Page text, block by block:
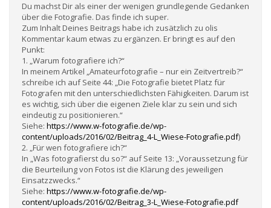
Du machst Dir als einer der wenigen grundlegende Gedanken
über die Fotografie. Das finde ich super.
Zum Inhalt Deines Beitrags habe ich zusätzlich zu olis
Kommentar kaum etwas zu ergänzen. Er bringt es auf den
Punkt:
1. „Warum fotografiere ich?“
In meinem Artikel „Amateurfotografie – nur ein Zeitvertreib?“
schreibe ich auf Seite 44: „Die Fotografie bietet Platz für
Fotografen mit den unterschiedlichsten Fähigkeiten. Darum ist
es wichtig, sich über die eigenen Ziele klar zu sein und sich
eindeutig zu positionieren.“
Siehe: https://www.w-fotografie.de/wp-
content/uploads/2016/02/Beitrag_4-L_Wiese-Fotografie.pdf)
2. „Für wen fotografiere ich?“
In „Was fotografierst du so?“ auf Seite 13: „Voraussetzung für
die Beurteilung von Fotos ist die Klärung des jeweiligen
Einsatzzwecks.“
Siehe: https://www.w-fotografie.de/wp-
content/uploads/2016/02/Beitrag_3-L_Wiese-Fotografie.pdf